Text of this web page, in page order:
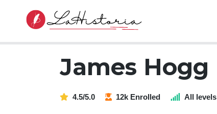
James Hogg
4.5/5.0 12k Enrolled All levels